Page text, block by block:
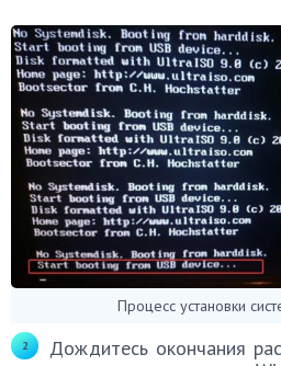
Процесс установки
Дождитесь окончания